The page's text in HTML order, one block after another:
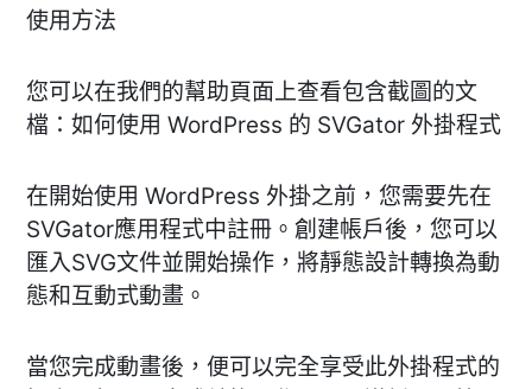
使用方法
您可以在我們的幫助頁面上查看包含截圖的文
檔：如何使用 WordPress 的 SVGator 外掛程式
在開始使用 WordPress 外掛之前，您需要先在
SVGator應用程式中註冊。創建帳戶後，您可以
匯入SVG文件並開始操作，將靜態設計轉換為動
態和互動式動畫。
當您完成動畫後，便可以完全享受此外掛程式的